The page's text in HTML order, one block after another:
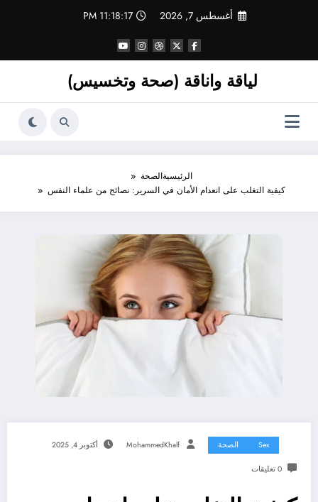
أغسطس 7, 2026 11:18:18 PM
لياقة واناقة (صحة وتخسيس)
الرئيسيةالصحة
كيفية التغلب على انعدام الأمان في السرير: نصائح من علماء النفس
Sex الصحة MohammedKhalf أكتوبر 4, 2025
0 تعليقات